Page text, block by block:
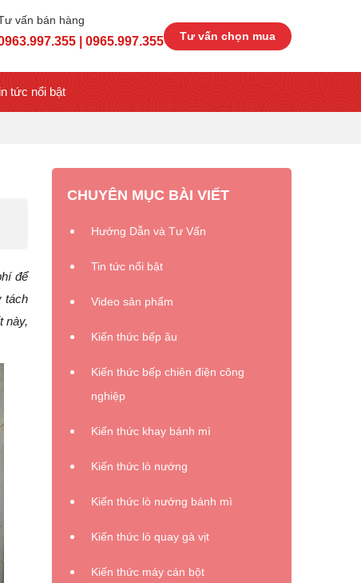
vấn bán hàng
| 0965.997.355 Tư vấn chọn mua
tức nổi bật
để
tách
này,
CHUYÊN MỤC BÀI VIẾT
Hướng Dẫn và Tư Vấn
Tin tức nổi bật
Video sản phẩm
Kiến thức bếp âu
Kiến thức bếp chiên điện công
nghiệp
Kiến thức khay bánh mì
Kiến thức lò nướng
Kiến thức lò nướng bánh mì
Kiến thức lò quay gà vịt
Kiến thức máy cán bột